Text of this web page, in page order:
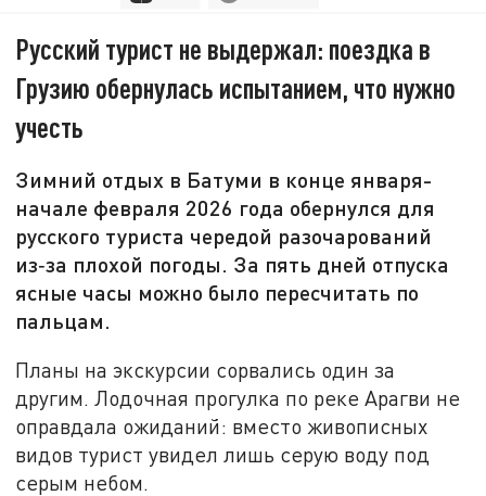
Русский турист не выдержал: поездка в
Грузию обернулась испытанием, что нужно
учесть
Зимний отдых в Батуми в конце января-
начале февраля 2026 года обернулся для
русского туриста чередой разочарований
из‑за плохой погоды. За пять дней отпуска
ясные часы можно было пересчитать по
пальцам.
Планы на экскурсии сорвались один за
другим. Лодочная прогулка по реке Арагви не
оправдала ожиданий: вместо живописных
видов турист увидел лишь серую воду под
серым небом.